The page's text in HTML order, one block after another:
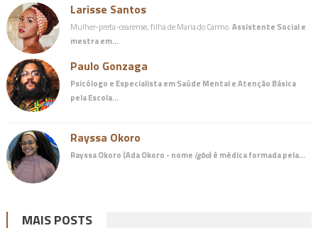
Larisse Santos
Mulher-preta-cearense, filha de Maria do Carmo.Assistente Social e
mestra em…
Paulo Gonzaga
Psicólogo e Especialista em Saúde Mental e Atenção Básica
pela Escola…
Rayssa Okoro
Rayssa Okoro (Ada Okoro - nome igbo) é médicaformada pela…
MAIS POSTS